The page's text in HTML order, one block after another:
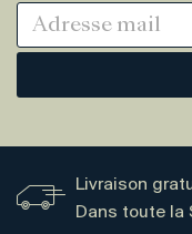
Livraison
Dans toute la